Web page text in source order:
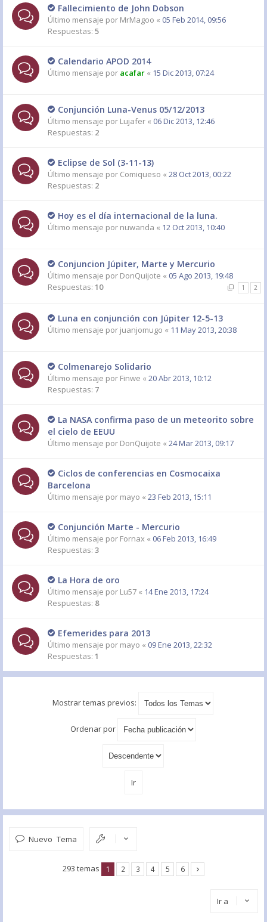
Fallecimiento de John Dobson
Último mensaje por MrMagoo « 05 Feb 2014, 09:56
Respuestas: 5
Calendario APOD 2014
Último mensaje por acafar « 15 Dic 2013, 07:24
Conjunción Luna-Venus 05/12/2013
Último mensaje por Lujafer « 06 Dic 2013, 12:46
Respuestas: 2
Eclipse de Sol (3-11-13)
Último mensaje por Comiqueso « 28 Oct 2013, 00:22
Respuestas: 2
Hoy es el día internacional de la luna.
Último mensaje por nuwanda « 12 Oct 2013, 10:40
Conjuncion Júpiter, Marte y Mercurio
Último mensaje por DonQuijote « 05 Ago 2013, 19:48
Respuestas: 10 1 2
Luna en conjunción con Júpiter 12-5-13
Último mensaje por juanjomugo « 11 May 2013, 20:38
Colmenarejo Solidario
Último mensaje por Finwe « 20 Abr 2013, 10:12
Respuestas: 7
La NASA confirma paso de un meteorito sobre
el cielo de EEUU
Último mensaje por DonQuijote « 24 Mar 2013, 09:17
Ciclos de conferencias en Cosmocaixa
Barcelona
Último mensaje por mayo « 23 Feb 2013, 15:11
Conjunción Marte - Mercurio
Último mensaje por Fornax « 06 Feb 2013, 16:49
Respuestas: 3
La Hora de oro
Último mensaje por Lu57 « 14 Ene 2013, 17:24
Respuestas: 8
Efemerides para 2013
Último mensaje por mayo « 09 Ene 2013, 22:32
Respuestas: 1
Mostrar temas previos:
Ordenar por
Nuevo Tema
293 temas 1 2 3 4 5 6
Ir a